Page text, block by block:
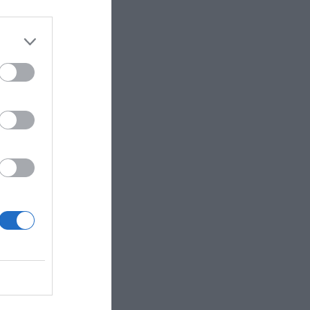
largo
en
y
ejemplo
de
de
por
valor